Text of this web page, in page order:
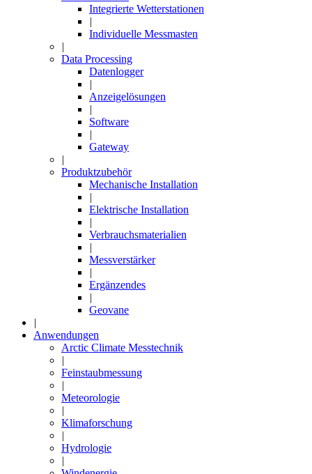
Integrierte Wetterstationen
|
Individuelle Messmasten
|
Data Processing
Datenlogger
|
Anzeigelösungen
|
Software
|
Gateway
|
Produktzubehör
Mechanische Installation
|
Elektrische Installation
|
Verbrauchsmaterialien
|
Messverstärker
|
Ergänzendes
|
Geovane
|
Anwendungen
Arctic Climate Messtechnik
|
Feinstaubmessung
|
Meteorologie
|
Klimaforschung
|
Hydrologie
|